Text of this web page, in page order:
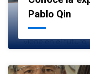
Pablo Qin